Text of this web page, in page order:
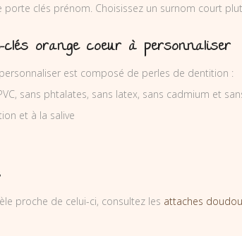
porte clés prénom. Choisissez un surnom court
orange coeur à personnaliser
est composé de perles de dentition :
sans phtalates, sans latex, sans cadmium et
et à la salive
proche de celui-ci, consultez les attaches